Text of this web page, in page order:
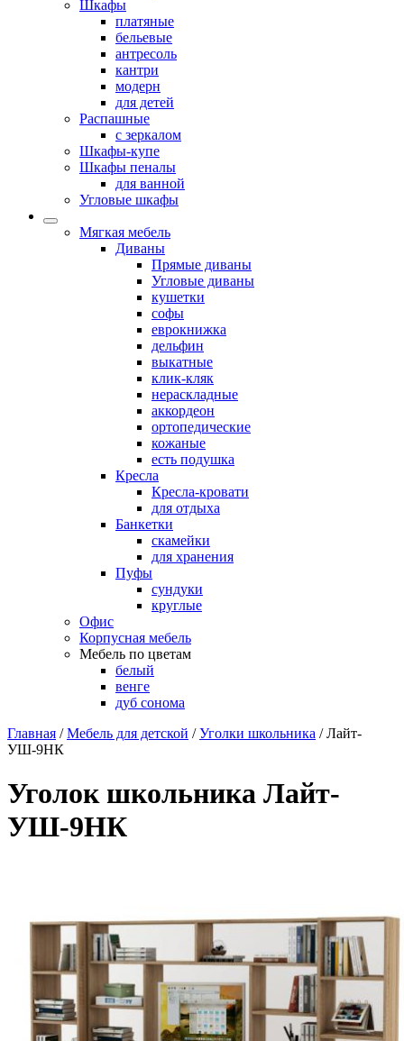
Шкафы
платяные
бельевые
антресоль
кантри
модерн
для детей
Распашные
с зеркалом
Шкафы-купе
Шкафы пеналы
для ванной
Угловые шкафы
Мягкая мебель
Диваны
Прямые диваны
Угловые диваны
кушетки
софы
еврокнижка
дельфин
выкатные
клик-кляк
нераскладные
аккордеон
ортопедические
кожаные
есть подушка
Кресла
Кресла-кровати
для отдыха
Банкетки
скамейки
для хранения
Пуфы
сундуки
круглые
Офис
Корпусная мебель
Мебель по цветам
белый
венге
дуб сонома
Главная / Мебель для детской / Уголки школьника / Лайт-
УШ-9НК
Уголок школьника Лайт-
УШ-9НК